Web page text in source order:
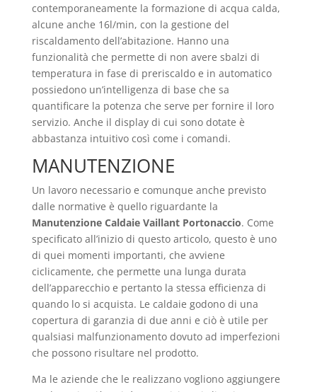
contemporaneamente la formazione di acqua calda,
alcune anche 16l/min, con la gestione del
riscaldamento dell’abitazione. Hanno una
funzionalità che permette di non avere sbalzi di
temperatura in fase di preriscaldo e in automatico
possiedono un’intelligenza di base che sa
quantificare la potenza che serve per fornire il loro
servizio. Anche il display di cui sono dotate è
abbastanza intuitivo così come i comandi.
MANUTENZIONE
Un lavoro necessario e comunque anche previsto
dalle normative è quello riguardante la
Manutenzione Caldaie Vaillant Portonaccio. Come
specificato all’inizio di questo articolo, questo è uno
di quei momenti importanti, che avviene
ciclicamente, che permette una lunga durata
dell’apparecchio e pertanto la stessa efficienza di
quando lo si acquista. Le caldaie godono di una
copertura di garanzia di due anni e ciò è utile per
qualsiasi malfunzionamento dovuto ad imperfezioni
che possono risultare nel prodotto.
Ma le aziende che le realizzano vogliono aggiungere